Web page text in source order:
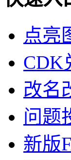
点亮
CDK
改名
问题
新版